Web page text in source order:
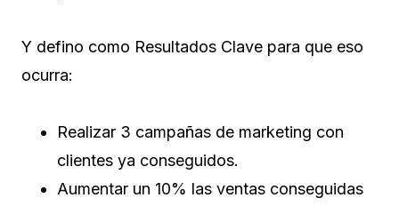
Y defino como Resultados Clave para que eso
ocurra:
Realizar 3 campañas de marketing con
clientes ya conseguidos.
Aumentar un 10% las ventas conseguidas